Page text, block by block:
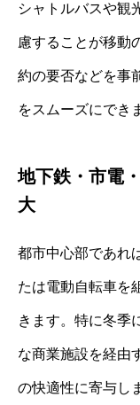
シャトルバスや観
慮することが移動
約の要否などを事
をスムーズにでき
地下鉄・市電
大
都市中心部であれ
たは電動自転車を
きます。特に冬季
な商業施設を経由
の快適性に寄与し